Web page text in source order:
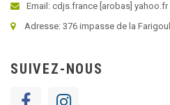
Email: cdjs.france [arobas] yahoo.fr
Adresse: 376 impasse de la
SUIVEZ-NOUS